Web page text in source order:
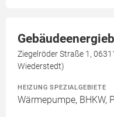
Ziegelröder Straße 1,
Wiederstedt)
HEIZUNG SPEZIALGEBIETE
Wärmepumpe, BHKW,